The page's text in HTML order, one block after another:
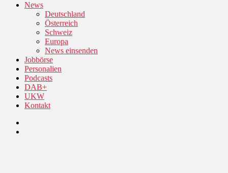
News
Deutschland
Österreich
Schweiz
Europa
News einsenden
Jobbörse
Personalien
Podcasts
DAB+
UKW
Kontakt